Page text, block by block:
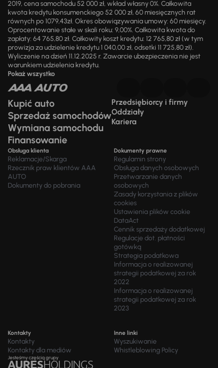
2019, cena samochodu 52 000 zł, wkład własny 0%. Całkowita
kwota kredytu konsumenckiego 52 000 zł, 60 miesięcznych rat
równych po 1079,43zł. Okres obowiązywania umowy: 60 miesięcy.
Oprocentowanie stałe w skali roku: 9,00%. Całkowita kwota do
zapłaty: 64 765,80 zł. Całkowity koszt kredytu: 12 765,80 zł (w tym
prowizja za udzielenie kredytu 1 040,00 zł, odsetki 11 725,80 zł).
Wyliczenie na dzień 11.12.2025 r. Zawarcie ubezpieczenia nie jest
warunkiem udzielenia kredytu.
Pokaż wszystko
Kupić auto
Sprzedaż samochodów
Wymiana samochodu
Finansowanie
Przedsiębiorcy i firmy
Oddziały
Kariera
Obsługa klienta
Reklamacje/Skarga
Rzecznik praw klientów AAA
AUTO
Dokumenty do pobrania
Dokumenty prawne
Regulamin strony
Obsługa danych osobowych
Przetwarzanie danych
osobowych
Zasady korzystania z plików
cookies
Ustawienia plików cookie
DataAct
Cennik sprzedaży dodatkowej
Regulacje dot. płatności
gotówką
Strategia podatkowa
Informacja o realizowanej
strategii podatkowej za rok
2022
Informacja o realizowanej
strategii podatkowej za rok
2023
Kontakty
Kontakty
Kontakty dla mediów
Inne linki
Wyszukiwanie
Whistleblowing Policy
Jesteśmy częścią grupy